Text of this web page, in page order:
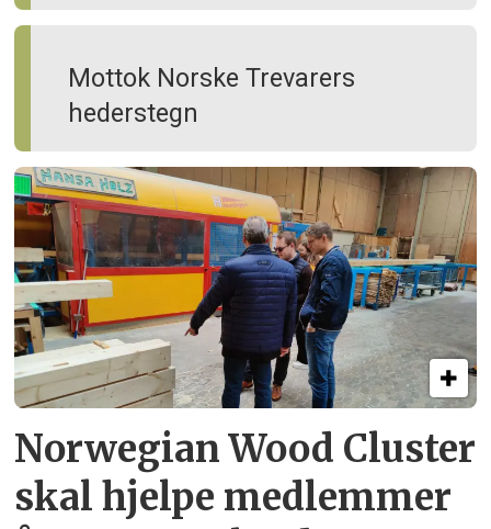
Mottok Norske Trevarers
hederstegn
Norwegian Wood Cluster
skal hjelpe medlemmer